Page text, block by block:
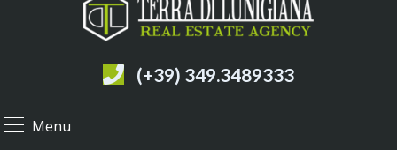
(+39) 349.3489333
Menu